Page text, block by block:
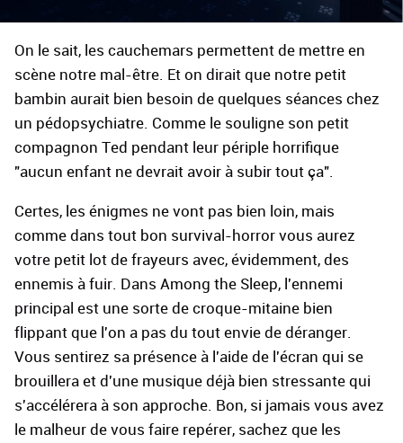
On le sait, les cauchemars permettent de mettre en
scène notre mal-être. Et on dirait que notre petit
bambin aurait bien besoin de quelques séances chez
un pédopsychiatre. Comme le souligne son petit
compagnon Ted pendant leur périple horrifique
"aucun enfant ne devrait avoir à subir tout ça".
Certes, les énigmes ne vont pas bien loin, mais
comme dans tout bon survival-horror vous aurez
votre petit lot de frayeurs avec, évidemment, des
ennemis à fuir. Dans Among the Sleep, l'ennemi
principal est une sorte de croque-mitaine bien
flippant que l'on a pas du tout envie de déranger.
Vous sentirez sa présence à l'aide de l'écran qui se
brouillera et d'une musique déjà bien stressante qui
s'accélérera à son approche. Bon, si jamais vous avez
le malheur de vous faire repérer, sachez que les